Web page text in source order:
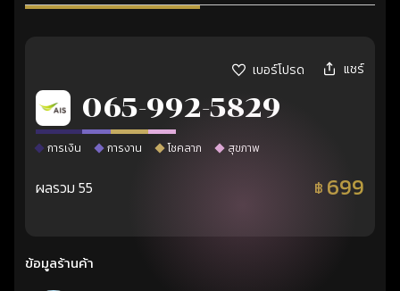
เบอร์โปรด แชร์
065-992-5829
การเงิน การงาน โชคลาภ สุขภาพ
ผลรวม 55 ฿ 699
ข้อมูลร้านค้า